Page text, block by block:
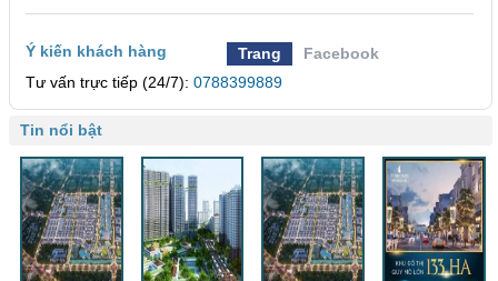
Ý kiến khách hàng Trang
Facebook
Tư vấn trực tiếp (24/7): 0788399889
Tin nổi bật